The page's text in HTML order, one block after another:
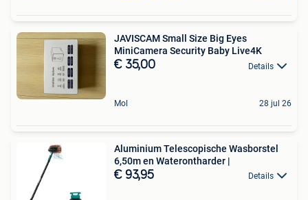
JAVISCAM Small Size Big Eyes
MiniCamera Security Baby Live4K
€ 35,00 Details
Mol 28 jul 26
Aluminium Telescopische Wasborstel
6,50m en Waterontharder |
€ 93,95 Details